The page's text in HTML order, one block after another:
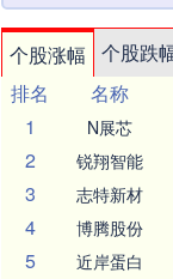
个股涨幅 个股跌
排名
名称
1
N展芯
2 锐翔智能
3 志特新材
4 博腾股份
5 近岸蛋白